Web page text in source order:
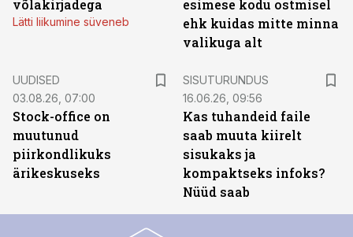
võlakirjadega
Lätti liikumine süveneb
esimese kodu ostmisel
ehk kuidas mitte minna
valikuga alt
UUDISED
03.08.26, 07:00
Stock-office on
muutunud
piirkondlikuks
ärikeskuseks
SISUTURUNDUS
16.06.26, 09:56
Kas tuhandeid faile
saab muuta kiirelt
sisukaks ja
kompaktseks infoks?
Nüüd saab